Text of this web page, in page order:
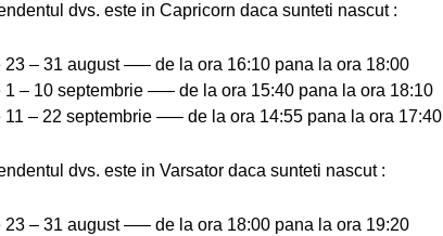
dvs. este in Capricorn daca sunteti nascut :
23 – 31 august —– de la ora 16:10 pana la ora 18:00
1 – 10 septembrie —– de la ora 15:40 pana la ora 18:10
11 – 22 septembrie —– de la ora 14:55 pana la ora 17:40
dvs. este in Varsator daca sunteti nascut :
23 – 31 august —– de la ora 18:00 pana la ora 19:20